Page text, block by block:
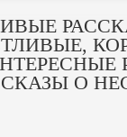
О